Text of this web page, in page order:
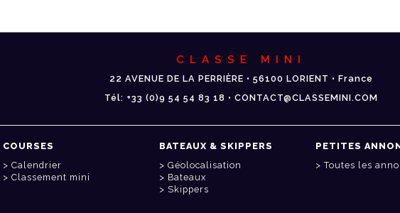
CLASSE MINI
22 AVENUE DE LA PERRIÈRE • 56100 LORIENT • France
Tél: +33 (0)9 54 54 83 18 • CONTACT@CLASSEMINI.COM
COURSES
Calendrier
Classement mini
BATEAUX & SKIPPERS
Géolocalisation
Bateaux
Skippers
PETITES
Toutes les